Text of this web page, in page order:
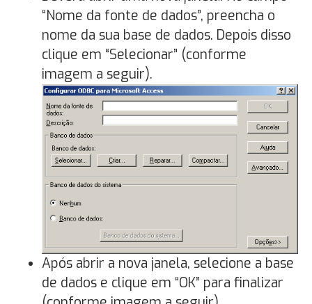
“Nome da fonte de dados”, preencha o
nome da sua base de dados. Depois disso
clique em “Selecionar” (conforme
imagem a seguir).
Após abrir a nova janela, selecione a base
de dados e clique em “OK” para finalizar